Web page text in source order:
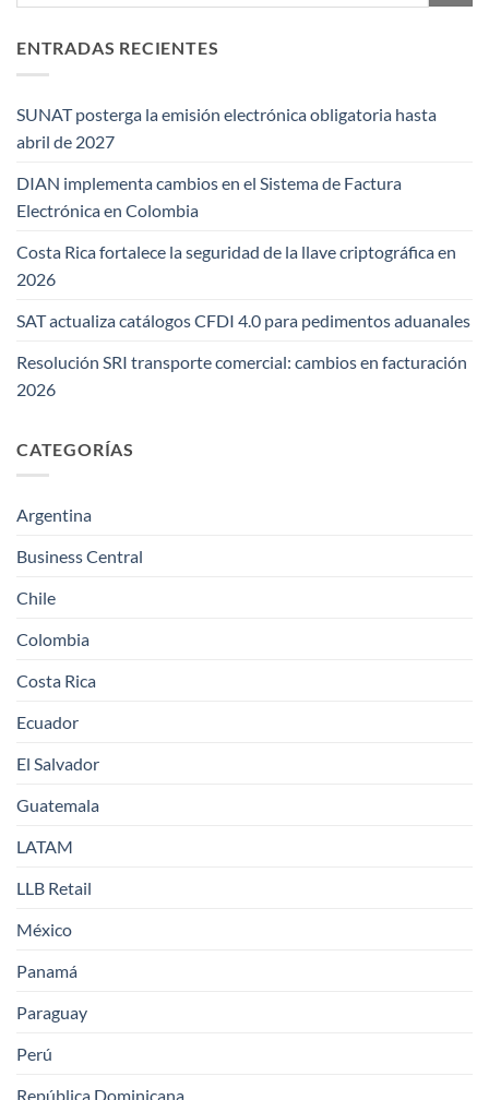
ENTRADAS RECIENTES
SUNAT posterga la emisión electrónica obligatoria hasta
abril de 2027
DIAN implementa cambios en el Sistema de Factura
Electrónica en Colombia
Costa Rica fortalece la seguridad de la llave criptográfica en
2026
SAT actualiza catálogos CFDI 4.0 para pedimentos aduanales
Resolución SRI transporte comercial: cambios en facturación
2026
CATEGORÍAS
Argentina
Business Central
Chile
Colombia
Costa Rica
Ecuador
El Salvador
Guatemala
LATAM
LLB Retail
México
Panamá
Paraguay
Perú
República Dominicana